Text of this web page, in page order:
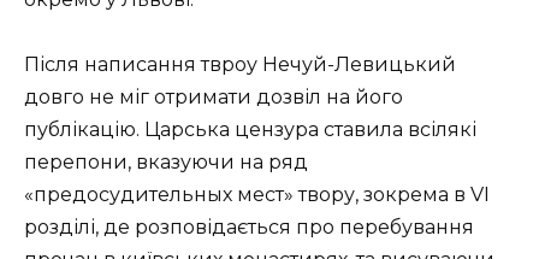
Після написання твроу Нечуй-Левицький
довго не міг отримати дозвіл на його
публікацію. Царська цензура ставила всілякі
перепони, вказуючи на ряд
«предосудительных мест» твору, зокрема в VI
розділі, де розповідається про перебування